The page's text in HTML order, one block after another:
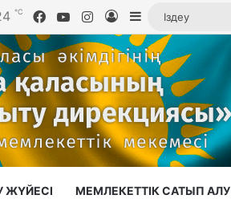
℃ Facebook
YouTubeInstagram
КіруSidebar
ЖҮЙЕСІ МЕМЛЕКЕТТІК САТЫП АЛУ